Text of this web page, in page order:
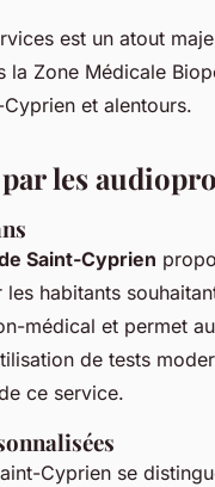
est un atout
la Zone Médicale
et alentours.
les
Saint-Cyprien
habitants
médical et permet
de tests
ce service.
Cyprien se